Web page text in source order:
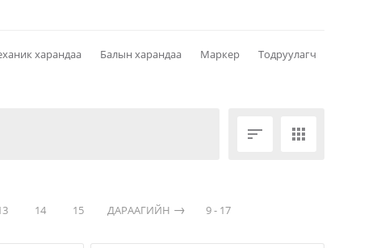
харандаа Балын харандаа Маркер Тодруулагч
14 15 ДАРААГИЙН 9 - 17
 